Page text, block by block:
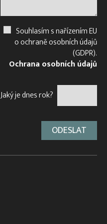
Souhlasím s nařízením EU
o ochraně osobních údajů
(GDPR).
Ochrana osobních údajů
Jaký je dnes rok?